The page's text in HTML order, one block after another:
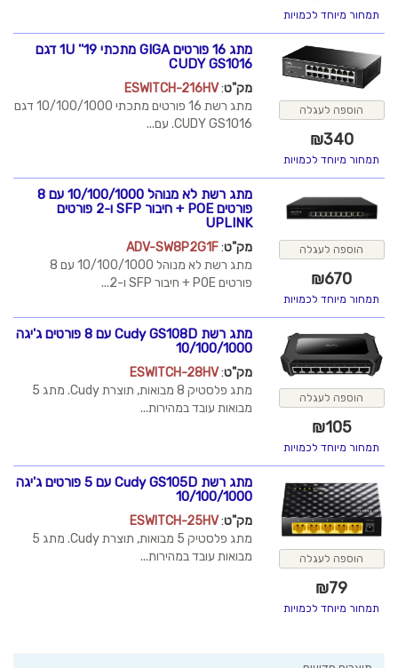
מתג 16 פורטים GIGA מתכתי 19'' 1U דגם
CUDY GS1016
מק"ט:
ESWITCH-216HV
מתג רשת 16 פורטים מתכתי 10/100/1000 דגם
CUDY GS1016. עם...
מתג רשת לא מנוהל 10/100/1000 עם 8
פורטים POE + חיבור SFP ו-2 פורטים
UPLINK
מק"ט:
ADV-SW8P2G1F
מתג רשת לא מנוהל 10/100/1000 עם 8
פורטים POE + חיבור SFP ו-2...
מתג רשת Cudy GS108D עם 8 פורטים ג'יגה
10/100/1000
מק"ט:
ESWITCH-28HV
מתג פלסטיק 8 מבואות, תוצרת Cudy. מתג 5
מבואות עובד במהירות...
מתג רשת Cudy GS105D עם 5 פורטים ג'יגה
10/100/1000
מק"ט:
ESWITCH-25HV
מתג פלסטיק 5 מבואות, תוצרת Cudy. מתג 5
מבואות עובד במהירות...